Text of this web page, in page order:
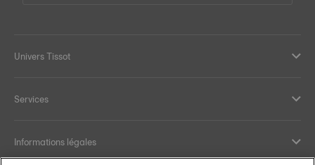
Univers Tissot
Services
Informations légales